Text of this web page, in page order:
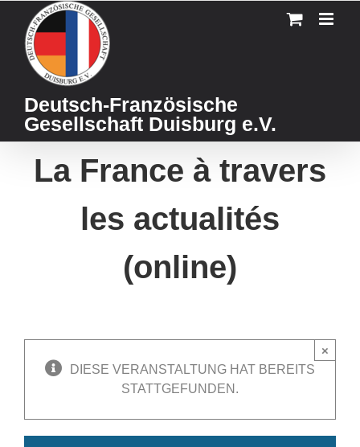
content
Deutsch-Französische
Gesellschaft Duisburg e.V.
La France à travers
les actualités
(online)
DIESE VERANSTALTUNG HAT BEREITS
STATTGEFUNDEN.
×